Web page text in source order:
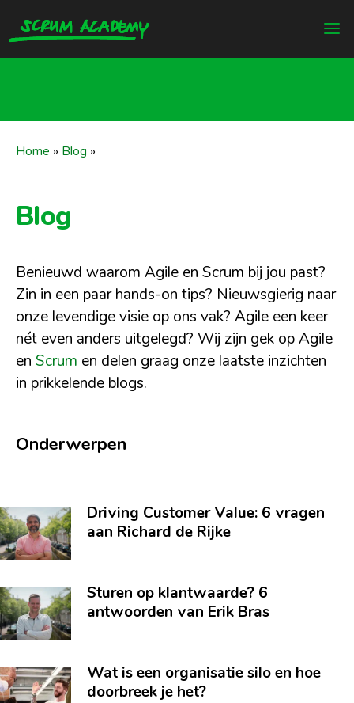
Home » Blog »
Blog
Benieuwd waarom Agile en Scrum bij jou past?
Zin in een paar hands-on tips? Nieuwsgierig naar
onze levendige visie op ons vak? Agile een keer
nét even anders uitgelegd? Wij zijn gek op Agile
en Scrum en delen graag onze laatste inzichten
in prikkelende blogs.
Onderwerpen
Driving Customer Value: 6 vragen
aan Richard de Rijke
Sturen op klantwaarde? 6
antwoorden van Erik Bras
Wat is een organisatie silo en hoe
doorbreek je het?